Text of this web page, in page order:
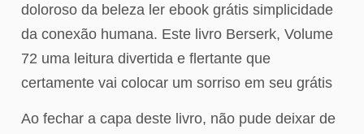
doloroso da beleza ler ebook grátis simplicidade
da conexão humana. Este livro Berserk, Volume
72 uma leitura divertida e flertante que
certamente vai colocar um sorriso em seu grátis
Ao fechar a capa deste livro, não pude deixar de